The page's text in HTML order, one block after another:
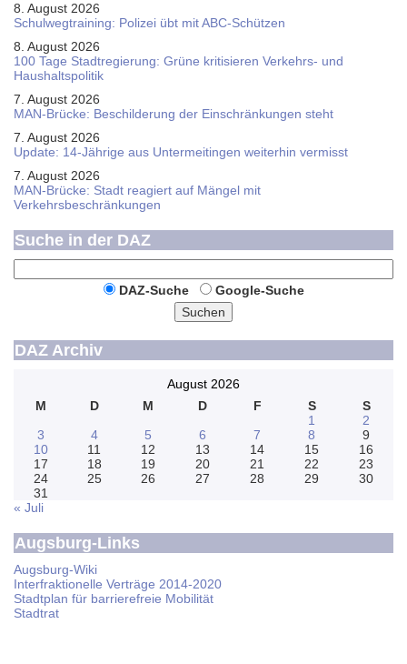
8. August 2026
Schul­weg­trai­ning: Poli­zei übt mit ABC-Schüt­zen
8. August 2026
100 Tage Stadtregierung: Grüne kritisieren Verkehrs- und
Haushaltspolitik
7. August 2026
MAN-Brücke: Beschilderung der Einschränkungen steht
7. August 2026
Update: 14-Jährige aus Untermeitingen weiterhin vermisst
7. August 2026
MAN-Brücke: Stadt reagiert auf Mängel mit
Verkehrsbeschränkungen
Suche in der DAZ
DAZ-Suche
Google-Suche
Suchen
DAZ Archiv
August 2026
M
D M D F S
S
1
2
3
4 5 6 7 8
9
10
11 12 13 14 15
16
17
18 19 20 21 22
23
24
25 26 27 28 29
30
31
« Juli
Augsburg-Links
Augsburg-Wiki
Interfraktionelle Verträge 2014-2020
Stadtplan für barrierefreie Mobilität
Stadtrat